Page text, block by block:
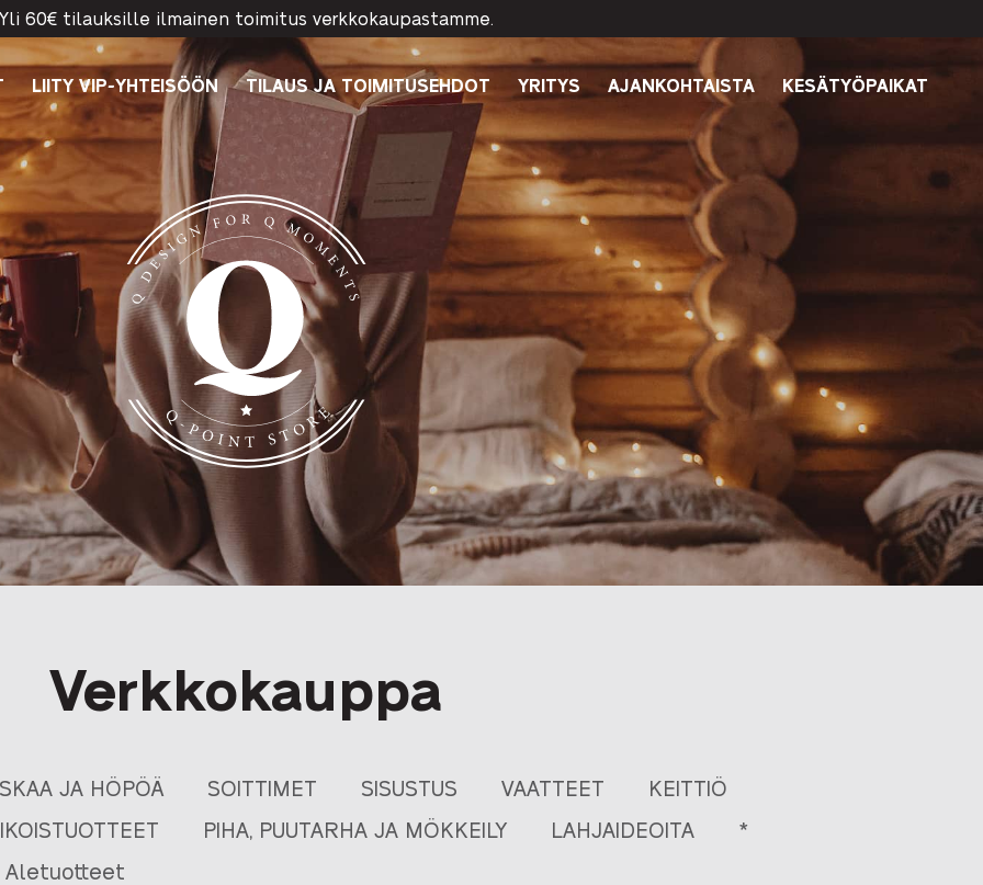
60€ tilauksille ilmainen toimitus verkkokaupastamme.
LIITY VIP-YHTEISÖÖN TILAUS JA TOIMITUSEHDOT YRITYS AJANKOHTAISTA KESÄTYÖPAIKAT
Verkkokauppa
JA HÖPÖÄ SOITTIMET SISUSTUS VAATTEET
KEITTIÖ
PIHA, PUUTARHA JA MÖKKEILY LAHJAIDEOITA
*
Aletuotteet